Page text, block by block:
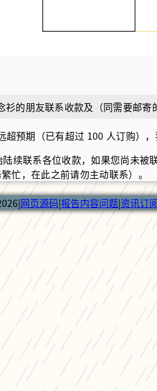
衫的朋友联系收款及（同需要邮
超预期（已有超过 100 人订购）
续联系各位收款，如果您尚未
忙，在此之前请勿主动联系）。
|网页源码|报告内容问题|资讯订